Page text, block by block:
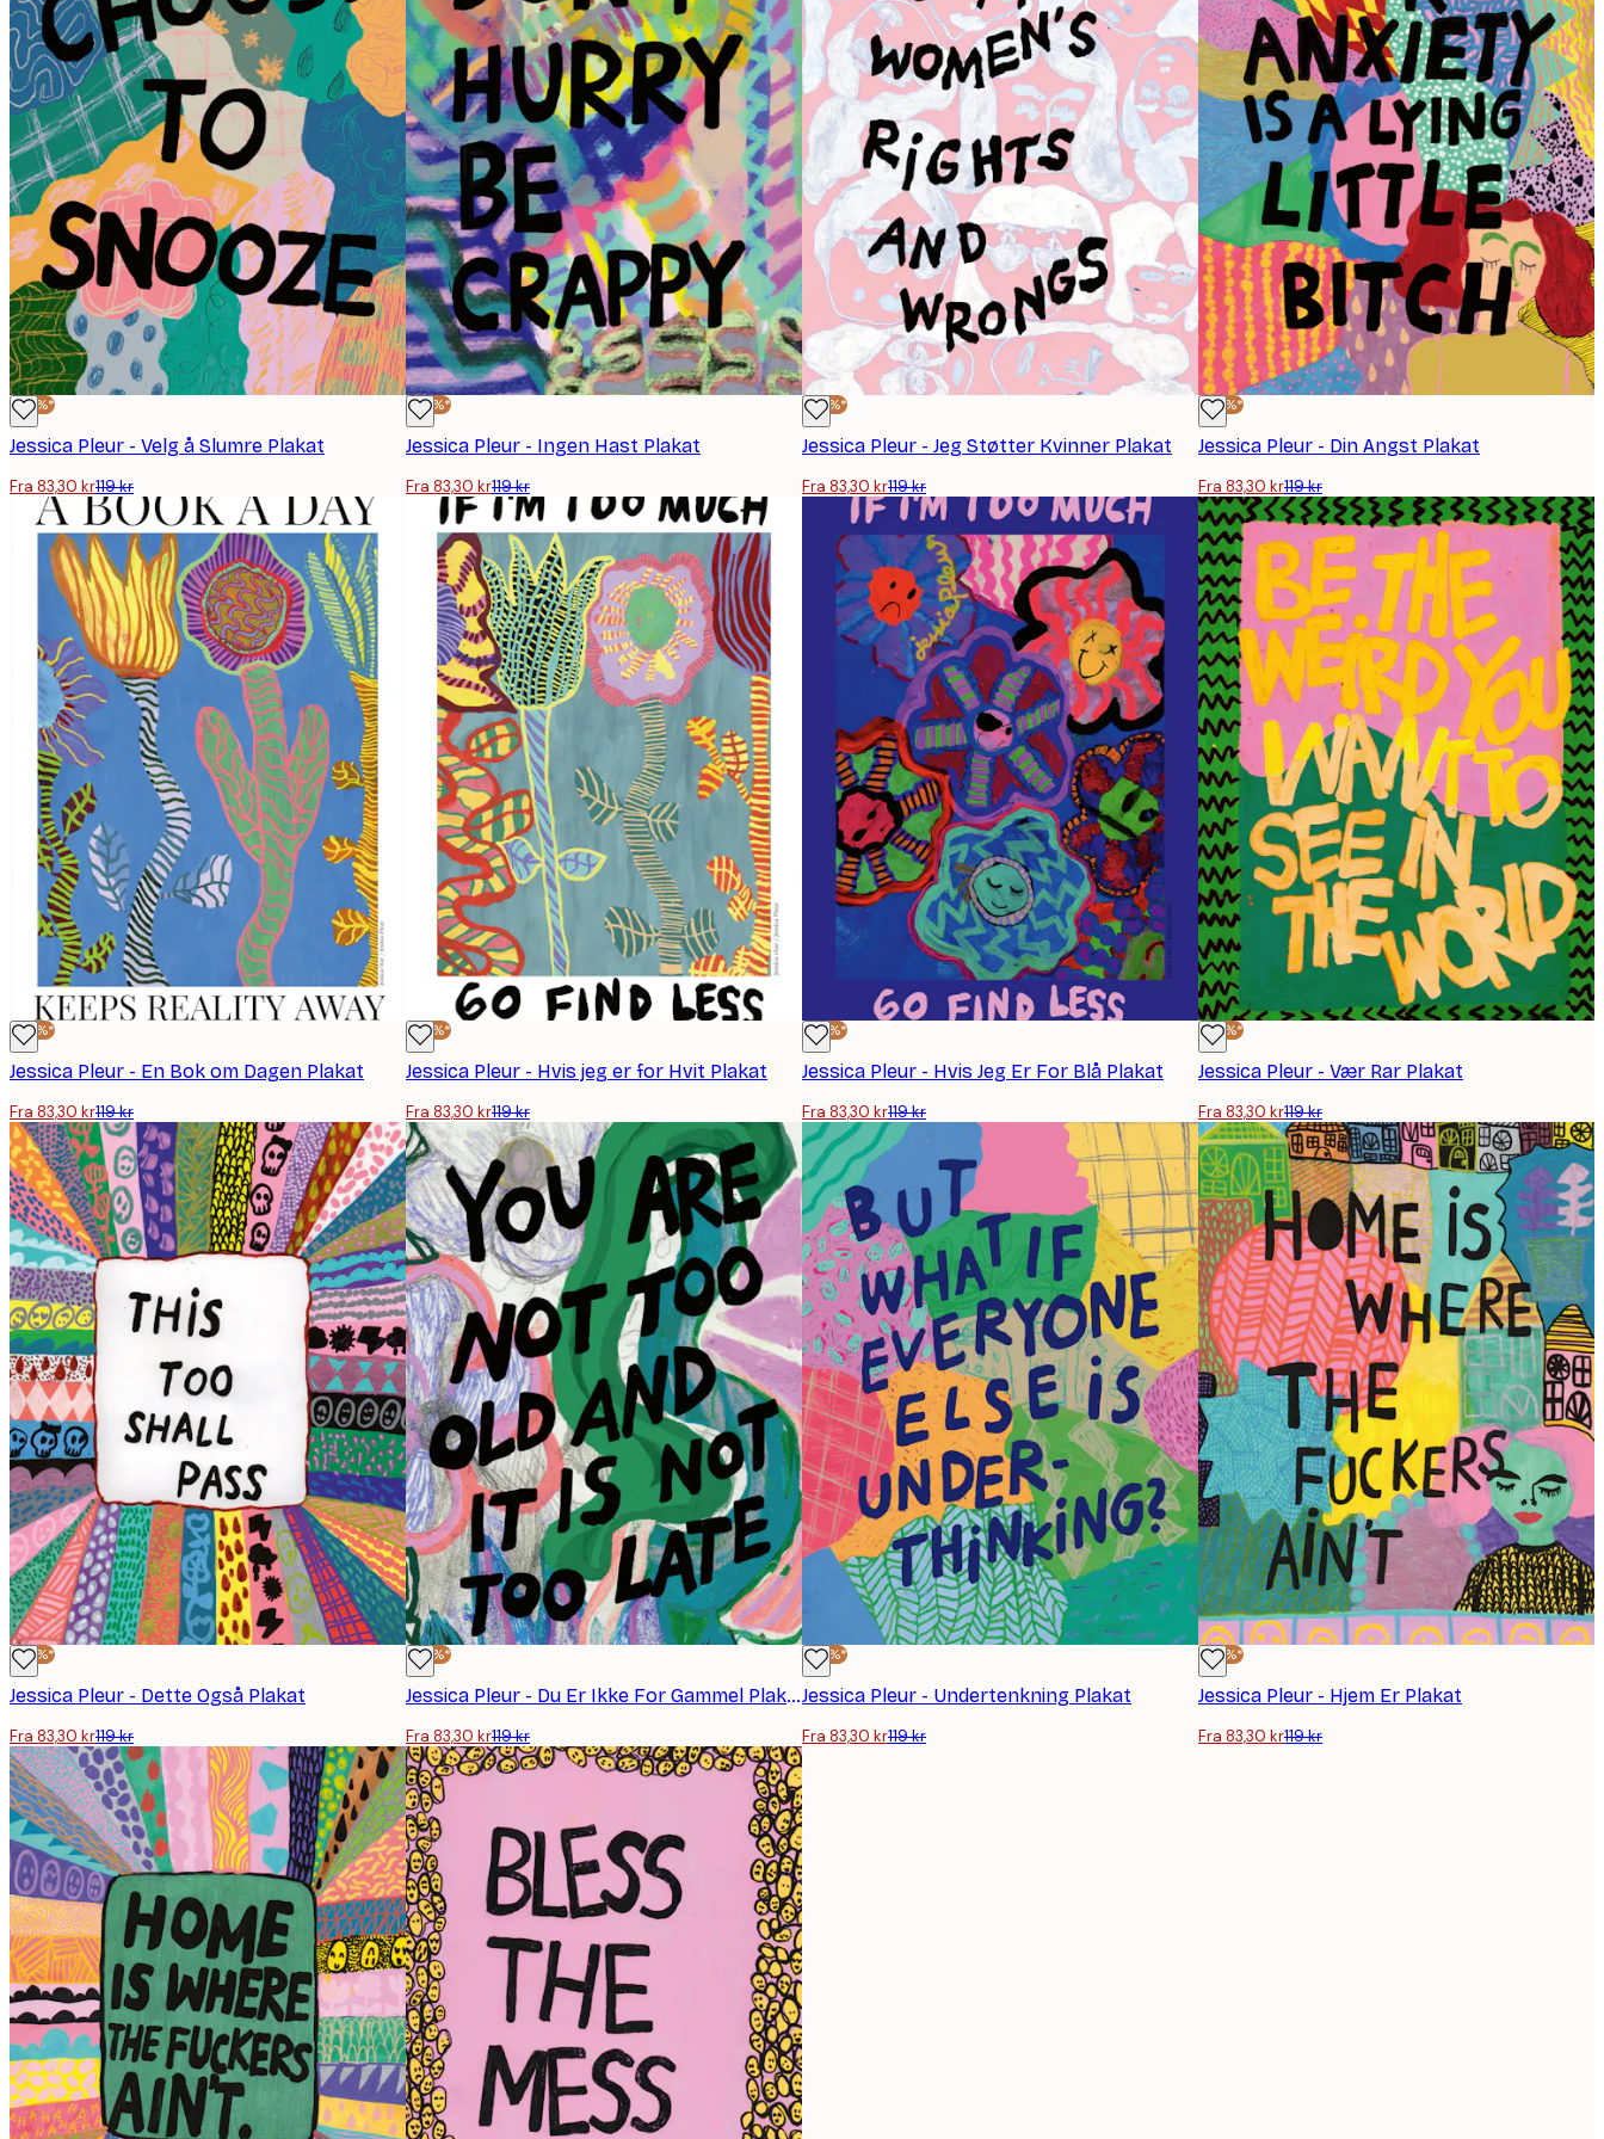
-30%*
Jessica Pleur - Velg å Slumre Plakat
Fra 83,30 kr119 kr
-30%*
Jessica Pleur - Ingen Hast Plakat
Fra 83,30 kr119 kr
-30%*
Jessica Pleur - Jeg Støtter Kvinner Plakat
Fra 83,30 kr119 kr
-30%*
Jessica Pleur - Din Angst Plakat
Fra 83,30 kr119 kr
-30%*
Jessica Pleur - En Bok om Dagen Plakat
Fra 83,30 kr119 kr
-30%*
Jessica Pleur - Hvis jeg er for Hvit Plakat
Fra 83,30 kr119 kr
-30%*
Jessica Pleur - Hvis Jeg Er For Blå Plakat
Fra 83,30 kr119 kr
-30%*
Jessica Pleur - Vær Rar Plakat
Fra 83,30 kr119 kr
-30%*
Jessica Pleur - Dette Også Plakat
Fra 83,30 kr119 kr
-30%*
Jessica Pleur - Du Er Ikke For Gammel Plakat
Fra 83,30 kr119 kr
-30%*
Jessica Pleur - Undertenkning Plakat
Fra 83,30 kr119 kr
-30%*
Jessica Pleur - Hjem Er Plakat
Fra 83,30 kr119 kr
E-mail
ABONNER
Personvernpolicy